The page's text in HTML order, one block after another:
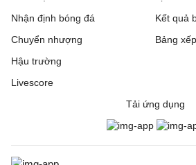
Nhận định bóng đá
Chuyển nhượng
Hậu trường
Livescore
Kết quả
Bảng
Tải ứng dụng